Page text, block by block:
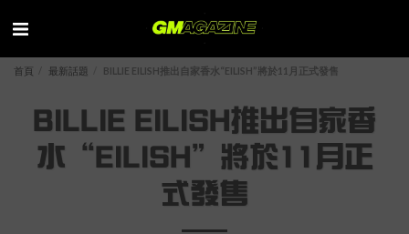
首頁 最新話題 BILLIE EILISH推出自家香水“EILISH”將於11月正式發售
BILLIE EILISH推出自家香
水“EILISH”將於11月正
式發售